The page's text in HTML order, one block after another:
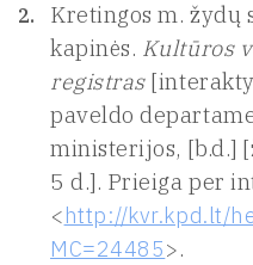
Kretingos m. žydų
kapinės. Kultūros
registras
paveldo
ministerijos, [b.d.]
5 d.]. Prieiga per
<http://kvr.kpd.lt/
MC=24485>.